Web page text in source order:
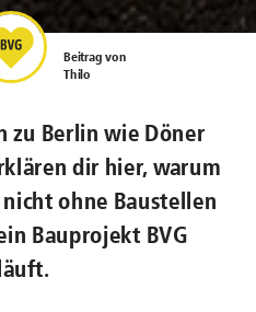
Beitrag von
Thilo
zu Berlin wie Döner
dir hier, warum
nicht ohne Baustellen
Bauprojekt BVG